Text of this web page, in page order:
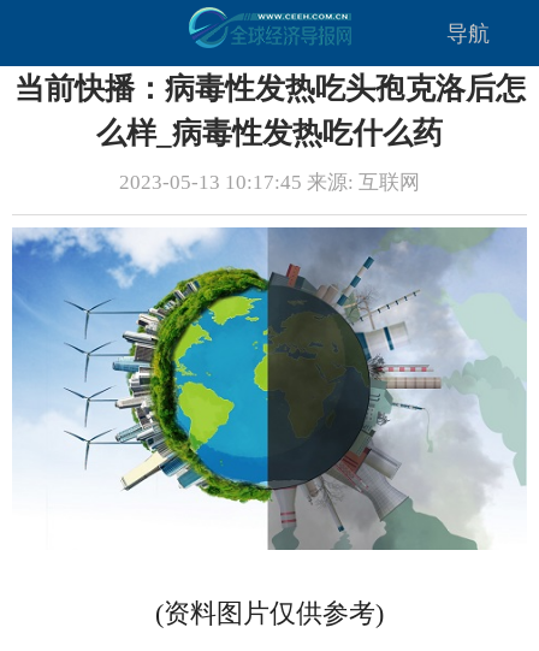
导航
当前快播：病毒性发热吃头孢克洛后怎
么样_病毒性发热吃什么药
2023-05-13 10:17:45 来源: 互联网
(资料图片仅供参考)